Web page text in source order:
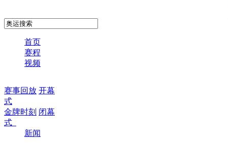
首页
赛程
视频
赛事回放 开幕
式
金牌时刻 闭幕
式
新闻